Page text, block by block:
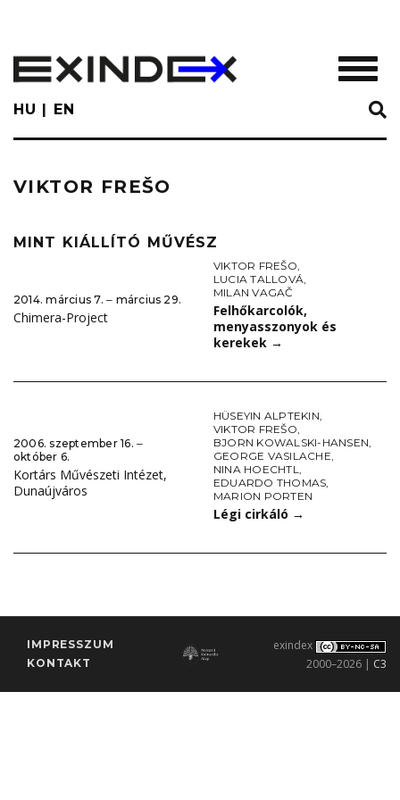
main
content
HU EN
VIKTOR FREŠO
MINT KIÁLLÍTÓ MŰVÉSZ
2014. március 7. ‒ március 29.
Chimera-Project
VIKTOR FREŠO,
LUCIA TALLOVÁ,
MILAN VAGAČ
Felhőkarcolók,
menyasszonyok és
kerekek →
2006. szeptember 16. ‒
október 6.
Kortárs Művészeti Intézet,
Dunaújváros
HÜSEYIN ALPTEKIN,
VIKTOR FREŠO,
BJORN KOWALSKI-HANSEN,
GEORGE VASILACHE,
NINA HOECHTL,
EDUARDO THOMAS,
MARION PORTEN
Légi cirkáló →
IMPRESSZUM
KONTAKT
exindex
2000–2026 | C3